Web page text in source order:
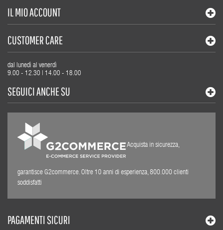
IL MIO ACCOUNT
CUSTOMER CARE
dal lunedì al venerdì
9.00 - 12.30 | 14.00 - 18.00
SEGUICI ANCHE SU
Acquista in sicurezza,
garantisce G2commerce. Oltre 10 anni di esperienza, 800.000 clienti
soddisfatti
PAGAMENTI SICURI